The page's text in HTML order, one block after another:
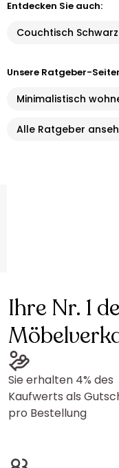
Entdecken Sie auch:
Couchtisch Schwarz
Unsere Ratgeber-
Minimalistisch
Alle Ratgeber
Ihre Nr. 1
Sie erhalten 4% des
Kaufwerts als
pro Bestellung